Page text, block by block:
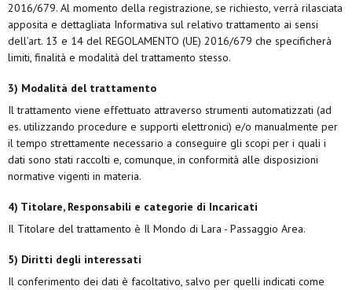
2016/679. Al momento della registrazione, se richiesto, verrà rilasciata
apposita e dettagliata Informativa sul relativo trattamento ai sensi
dell’art. 13 e 14 del REGOLAMENTO (UE) 2016/679 che specificherà
limiti, finalità e modalità del trattamento stesso.
3) Modalità del trattamento
Il trattamento viene effettuato attraverso strumenti automatizzati (ad
es. utilizzando procedure e supporti elettronici) e/o manualmente per
il tempo strettamente necessario a conseguire gli scopi per i quali i
dati sono stati raccolti e, comunque, in conformità alle disposizioni
normative vigenti in materia.
4) Titolare, Responsabili e categorie di Incaricati
Il Titolare del trattamento è Il Mondo di Lara - Passaggio Area.
5) Diritti degli interessati
Il conferimento dei dati è facoltativo, salvo per quelli indicati come